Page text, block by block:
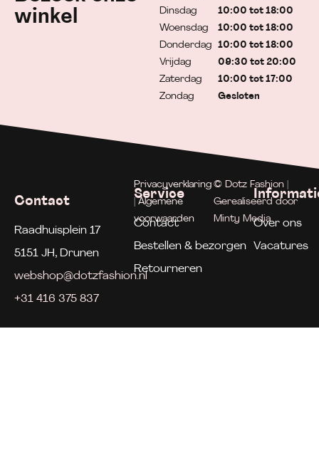
winkel
Dinsdag
Woensdag
Donderdag
Vrijdag
Zaterdag
Zondag
10:00 tot 18:00
10:00 tot 18:00
10:00 tot 18:00
09:30 tot 20:00
10:00 tot 17:00
Gesloten
Contact
Raadhuisplein 17
5151 JH, Drunen
webshop@dotzfashion.nl
+31 416 375 837
Service
Contact
Bestellen & bezorgen
Retourneren
Over ons
Vacatures
Privacyverklaring
| Algemene
voorwaarden
© Dotz Fashion |
Gerealiseerd door
Minty Media